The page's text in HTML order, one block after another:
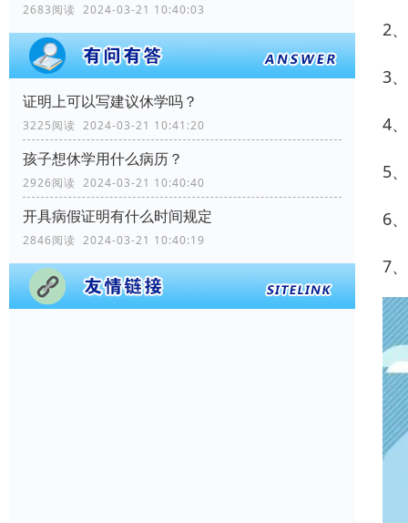
2683阅读 2024-03-21 10:40:03
证明上可以写建议休学吗？
3225阅读 2024-03-21 10:41:20
孩子想休学用什么病历？
2926阅读 2024-03-21 10:40:40
开具病假证明有什么时间规定
2846阅读 2024-03-21 10:40:19
2
3
4
5
6
7